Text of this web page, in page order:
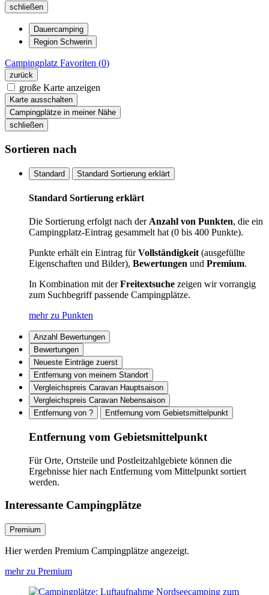
schließen
Dauercamping
Region Schwerin
Campingplatz Favoriten (0)
zurück
große Karte anzeigen
Karte ausschalten
Campingplätze in meiner Nähe
schließen
Sortieren nach
Standard Standard Sortierung erklärt
Standard Sortierung erklärt
Die Sortierung erfolgt nach der Anzahl von Punkten, die ein
Campingplatz-Eintrag gesammelt hat (0 bis 400 Punkte).
Punkte erhält ein Eintrag fürVollständigkeit (ausgefüllte
Eigenschaften und Bilder), Bewertungen und Premium.
In Kombination mit derFreitextsuche zeigen wir vorrangig
zum Suchbegriff passende Campingplätze.
mehr zu Punkten
Anzahl Bewertungen
Bewertungen
Neueste Einträge zuerst
Entfernung von meinem Standort
Vergleichspreis Caravan Hauptsaison
Vergleichspreis Caravan Nebensaison
Entfernung von ?
Entfernung vom Gebietsmittelpunkt
Entfernung vom Gebietsmittelpunkt
Für Orte, Ortsteile und Postleitzahlgebiete können die
Ergebnisse hier nach Entfernung vom Mittelpunkt sortiert
werden.
Interessante Campingplätze
Premium
Hier werden Premium Campingplätze angezeigt.
mehr zu Premium